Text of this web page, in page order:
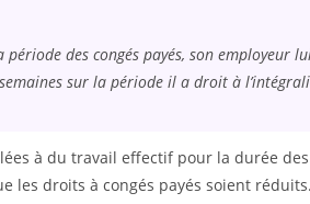
des congés payés, son employeur
sur la période il a droit à
à du travail effectif pour la durée
les droits à congés payés soient réduits.